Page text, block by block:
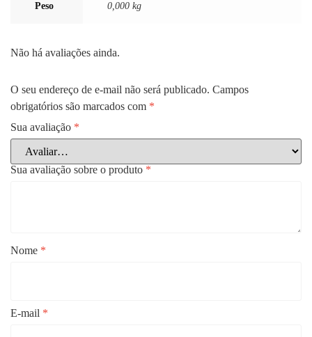
Peso 0,000 kg
Não há avaliações ainda.
O seu endereço de e-mail não será publicado. Campos
obrigatórios são marcados com *
Sua avaliação *
Sua avaliação sobre o produto *
Nome *
E-mail *